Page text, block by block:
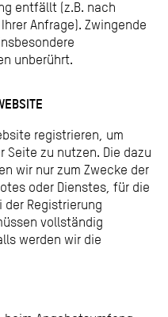
entfällt (z.B. nach
Anfrage). Zwingende
unberührt.
registrieren, um
zu nutzen. Die dazu
wir nur zum Zwecke der
oder Dienstes, für die
Registrierung
vollständig
werden wir die